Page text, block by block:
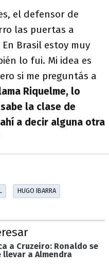
el defensor de
las puertas a
Brasil estoy muy
lo fui. Mi idea es
si me preguntás a
Riquelme, lo
la clase de
a decir alguna otra
HUGO IBARRA
a Cruzeiro: Ronaldo se
llevar a Almendra